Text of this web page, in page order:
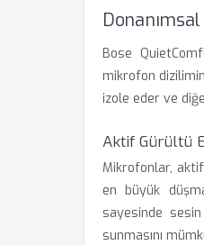
Bose
mikrofon
izole eder ve
Aktif Gürültü
Mikrofonlar,
en büyük
sayesinde
sunmasını